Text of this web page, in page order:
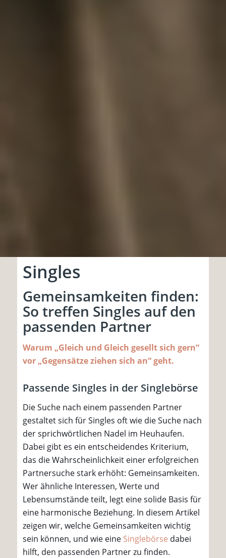
Singles
Gemeinsamkeiten finden:
So treffen Singles auf den
passenden Partner
Warum „Gleich und Gleich gesellt sich gern“
vor „Gegensätze ziehen sich an“ geht.
Passende Singles in der Singlebörse
Die Suche nach einem passenden Partner
gestaltet sich für Singles oft wie die Suche nach
der sprichwörtlichen Nadel im Heuhaufen.
Dabei gibt es ein entscheidendes Kriterium,
das die Wahrscheinlichkeit einer erfolgreichen
Partnersuche stark erhöht: Gemeinsamkeiten.
Wer ähnliche Interessen, Werte und
Lebensumstände teilt, legt eine solide Basis für
eine harmonische Beziehung. In diesem Artikel
zeigen wir, welche Gemeinsamkeiten wichtig
sein können, und wie eine Singlebörse dabei
hilft, den passenden Partner zu finden.